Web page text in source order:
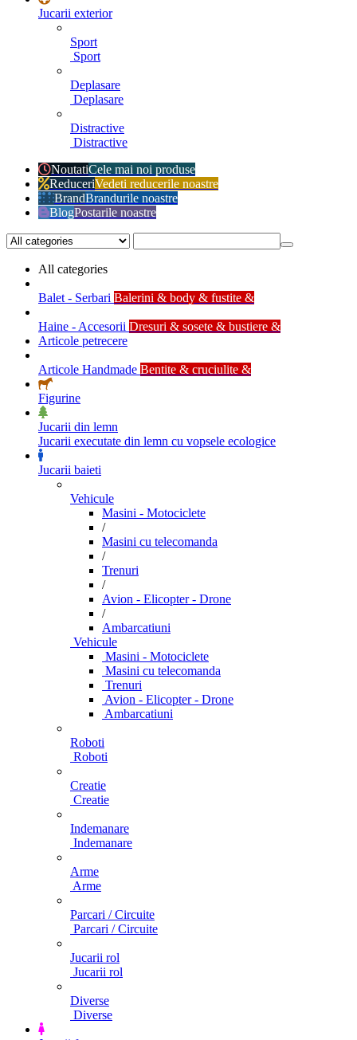
Jucarii exterior
Sport
Sport
Deplasare
Deplasare
Distractive
Distractive
NoutatiCele mai noi produse
ReduceriVedeti reducerile noastre
BrandBrandurile noastre
BlogPostarile noastre
All categories
Balet - Serbari Balerini & body & fustite &
Haine - Accesorii Dresuri & sosete & bustiere &
Articole petrecere
Articole Handmade Bentite & cruciulite &
Figurine
Jucarii din lemn
Jucarii executate din lemn cu vopsele ecologice
Jucarii baieti
Vehicule
Masini - Motociclete
/
Masini cu telecomanda
/
Trenuri
/
Avion - Elicopter - Drone
/
Ambarcatiuni
Vehicule
Masini - Motociclete
Masini cu telecomanda
Trenuri
Avion - Elicopter - Drone
Ambarcatiuni
Roboti
Roboti
Creatie
Creatie
Indemanare
Indemanare
Arme
Arme
Parcari / Circuite
Parcari / Circuite
Jucarii rol
Jucarii rol
Diverse
Diverse